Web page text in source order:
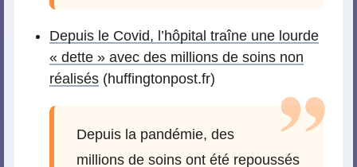
Depuis le Covid, l’hôpital traîne une lourde
« dette » avec des millions de soins non
réalisés (huffingtonpost.fr)
Depuis la pandémie, des
millions de soins ont été repoussés